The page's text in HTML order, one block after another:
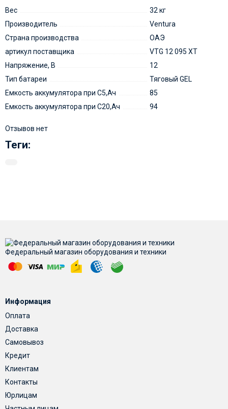
Вес
32 кг
Производитель
Ventura
Страна производства
ОАЭ
артикул поставщика
VTG 12 095 XT
Напряжение, В
12
Тип батареи
Тяговый GEL
Емкость аккумулятора при С5,Ач
85
Емкость аккумулятора при C20,Ач
94
Отзывов нет
Теги:
Федеральный магазин оборудования и техники
Информация
Оплата
Доставка
Самовывоз
Кредит
Клиентам
Контакты
Юрлицам